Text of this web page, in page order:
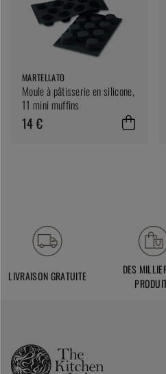
MARTELLATO
Moule à pâtisserie en silicone,
11 mini muffins
14 €
LIVRAISON GRATUITE
DES